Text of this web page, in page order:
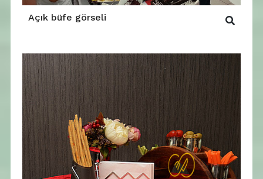
Açık büfe görseli